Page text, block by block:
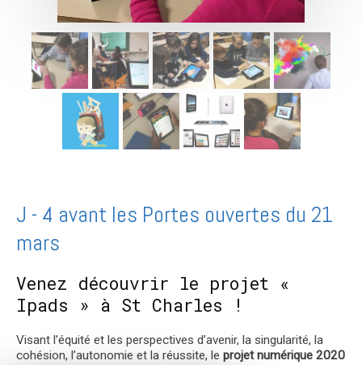
J - 4 avant les Portes ouvertes du 21
mars
Venez découvrir le projet «
Ipads » à St Charles !
Visant l’équité et les perspectives d’avenir, la singularité, la
cohésion, l’autonomie et la réussite, le projet numérique 2020